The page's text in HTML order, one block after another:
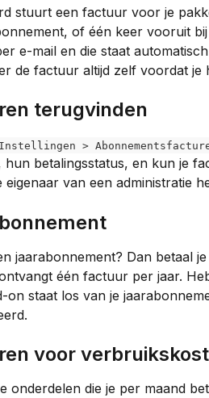
stuurt een factuur voor je
of één keer vooruit
e-mail en die staat
de factuur altijd zelf voordat je
terugvinden
Instellingen >
betalingsstatus, en kun je
eigenaar van een administratie
jaarabonnement? Dan betaal
één factuur per jaar.
on staat los van je
voor
onderdelen die je per maand